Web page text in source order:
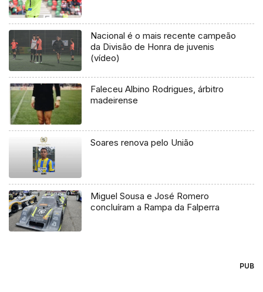
Nacional é o mais recente campeão
da Divisão de Honra de juvenis
(vídeo)
Faleceu Albino Rodrigues, árbitro
madeirense
Soares renova pelo União
Miguel Sousa e José Romero
concluíram a Rampa da Falperra
PUB